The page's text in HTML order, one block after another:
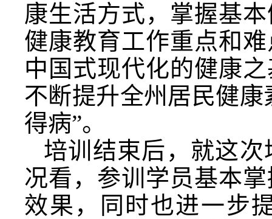
康生活方式，掌握基
健康教育工作重点和
中国式现代化的健康
不断提升全州居民健
得病”。
培训结束后，就这
况看，参训学员基本
效果，同时也进一步